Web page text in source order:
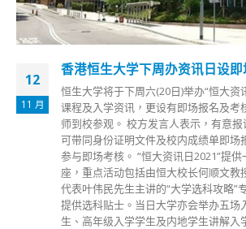
12
11 月
香港恒生大学下周办资讯日设
恒生大学将于下周六(20日)举办“恒大资
课程及入学资讯，更设有即场报名及考
师到校参观。 校方发言人表示，有意
可带同身份证明文件及校内成绩单即场
参与即场考核。 “恒大资讯日2021”提
座，重点活动包括由恒大校长何顺文教
代表叶伟民先生主讲的“大学选科攻略”
提供选科贴士。当日大学亦会举办五场
生、高年级入学学生及内地学生讲解入